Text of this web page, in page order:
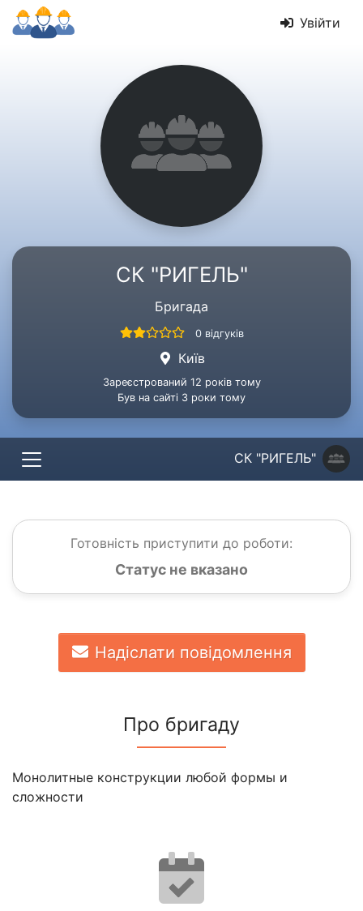
Увійти
СК "РИГЕЛЬ"
Бригада
0 відгуків
Київ
Зареєстрований 12 років тому
Був на сайті 3 роки тому
СК "РИГЕЛЬ"
Готовність приступити до роботи:
Статус не вказано
Надіслати повідомлення
Про бригаду
Монолитные конструкции любой формы и
сложности